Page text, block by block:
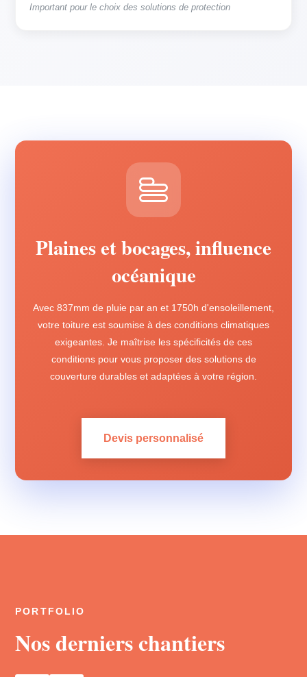
Important pour le choix des solutions de protection
Plaines et bocages, influence
océanique
Avec 837mm de pluie par an et 1750h d'ensoleillement,
votre toiture est soumise à des conditions climatiques
exigeantes. Je maîtrise les spécificités de ces
conditions pour vous proposer des solutions de
couverture durables et adaptées à votre région.
Devis personnalisé
PORTFOLIO
Nos derniers chantiers